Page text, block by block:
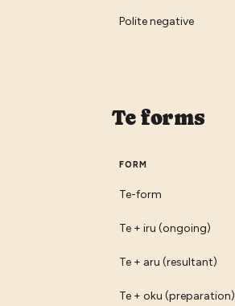
Polite negative
Te forms
FORM
Te-form
Te + iru (ongoing)
Te + aru (resultant)
Te + oku (preparation)